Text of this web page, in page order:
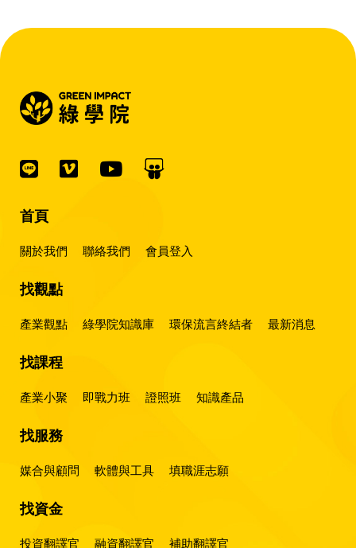
首頁
關於我們 聯絡我們 會員登入
找觀點
產業觀點 綠學院知識庫 環保流言終結者 最新消息
找課程
產業小聚 即戰力班 證照班 知識產品
找服務
媒合與顧問 軟體與工具 填職涯志願
找資金
投資翻譯官 融資翻譯官 補助翻譯官